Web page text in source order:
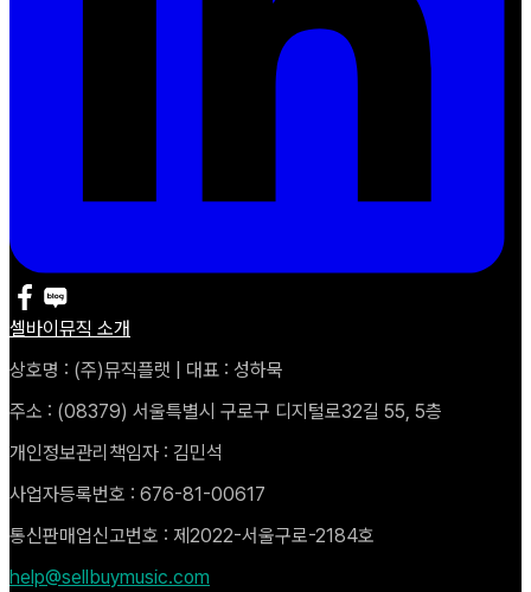
셀바이뮤직 소개
상호명 : (주)뮤직플랫 | 대표 : 성하묵
주소 : (08379) 서울특별시 구로구 디지털로32길 55, 5층
개인정보관리책임자 : 김민석
사업자등록번호 : 676-81-00617
통신판매업신고번호 : 제2022-서울구로-2184호
help@sellbuymusic.com